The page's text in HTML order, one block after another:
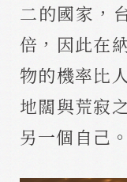
二的國家，
倍，因此在
物的機率比
地闊與荒寂
另一個自己。